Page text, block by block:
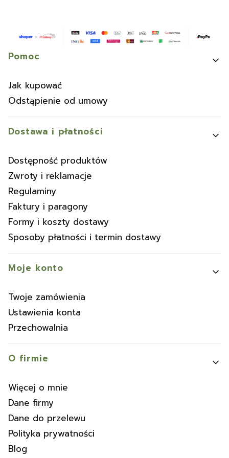
Linki w stopce
Pomoc
Jak kupować
Odstąpienie od umowy
Dostawa i płatności
Dostępność produktów
Zwroty i reklamacje
Regulaminy
Faktury i paragony
Formy i koszty dostawy
Sposoby płatności i termin dostawy
Moje konto
Twoje zamówienia
Ustawienia konta
Przechowalnia
O firmie
Więcej o mnie
Dane firmy
Dane do przelewu
Polityka prywatności
Blog